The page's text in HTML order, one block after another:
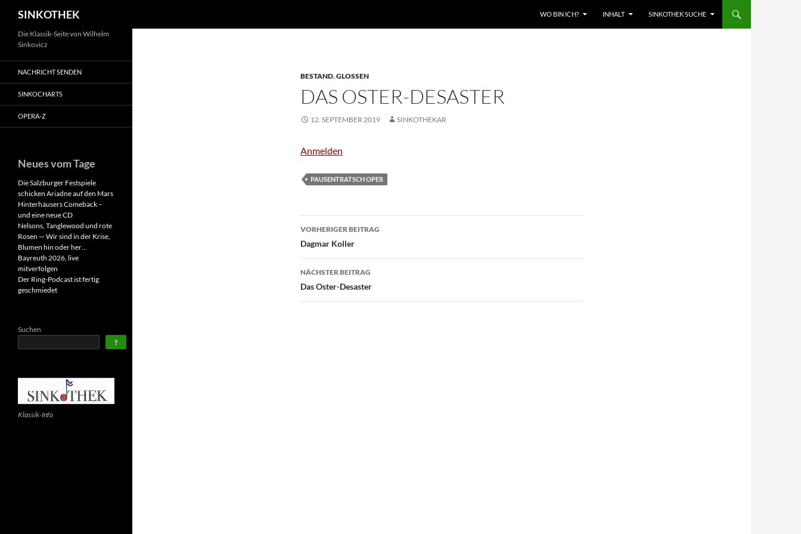
Inhalt
springen
SINKOTHEK WO BIN ICH? INHALT SINKOTHEK SUCHE
BESTAND,GLOSSEN
DAS OSTER-DESASTER
12. SEPTEMBER 2019 SINKOTHEKAR
Anmelden
PAUSENTRATSCH OPER
Beitragsnavigation
VORHERIGER BEITRAG
Dagmar Koller
NÄCHSTER BEITRAG
Das Oster-Desaster
Die Klassik-Seite von Wilhelm
Sinkovicz
NACHRICHT SENDEN
SINKOCHARTS
OPERA-Z
Neues vom Tage
Die Salzburger Festspiele
schicken Ariadne auf den Mars
Hinterhäusers Comeback –
und eine neue CD
Nelsons, Tanglewood und rote
Rosen — Wir sind in der Krise,
Blumen hin oder her…
Bayreuth 2026, live
mitverfolgen
Der Ring-Podcast ist fertig
geschmiedet
Suchen
?
Klassik-Info